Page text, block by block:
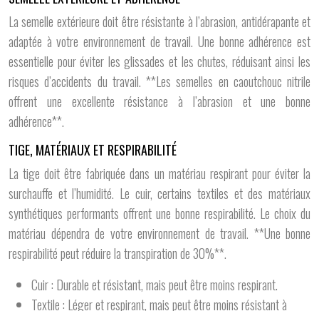
La semelle extérieure doit être résistante à l’abrasion, antidérapante et
adaptée à votre environnement de travail. Une bonne adhérence est
essentielle pour éviter les glissades et les chutes, réduisant ainsi les
risques d’accidents du travail. **Les semelles en caoutchouc nitrile
offrent une excellente résistance à l’abrasion et une bonne
adhérence**.
TIGE, MATÉRIAUX ET RESPIRABILITÉ
La tige doit être fabriquée dans un matériau respirant pour éviter la
surchauffe et l’humidité. Le cuir, certains textiles et des matériaux
synthétiques performants offrent une bonne respirabilité. Le choix du
matériau dépendra de votre environnement de travail. **Une bonne
respirabilité peut réduire la transpiration de 30%**.
Cuir : Durable et résistant, mais peut être moins respirant.
Textile : Léger et respirant, mais peut être moins résistant à